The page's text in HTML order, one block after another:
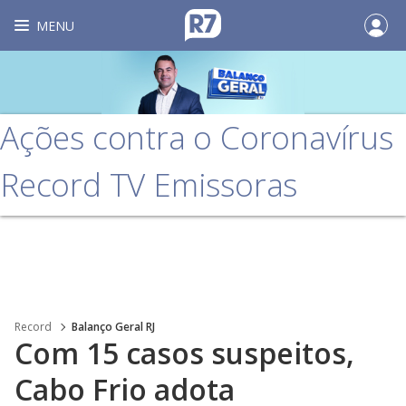
MENU
Ações contra o Coronavírus
Record TV Emissoras
Record Balanço Geral RJ
Com 15 casos suspeitos,
Cabo Frio adota